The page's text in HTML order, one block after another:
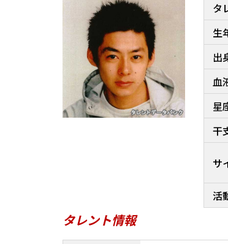
タ
生
出
血
星
干
サ
活
タレント情報